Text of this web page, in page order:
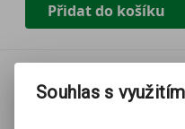
Přidat do košíku
Souhlas s